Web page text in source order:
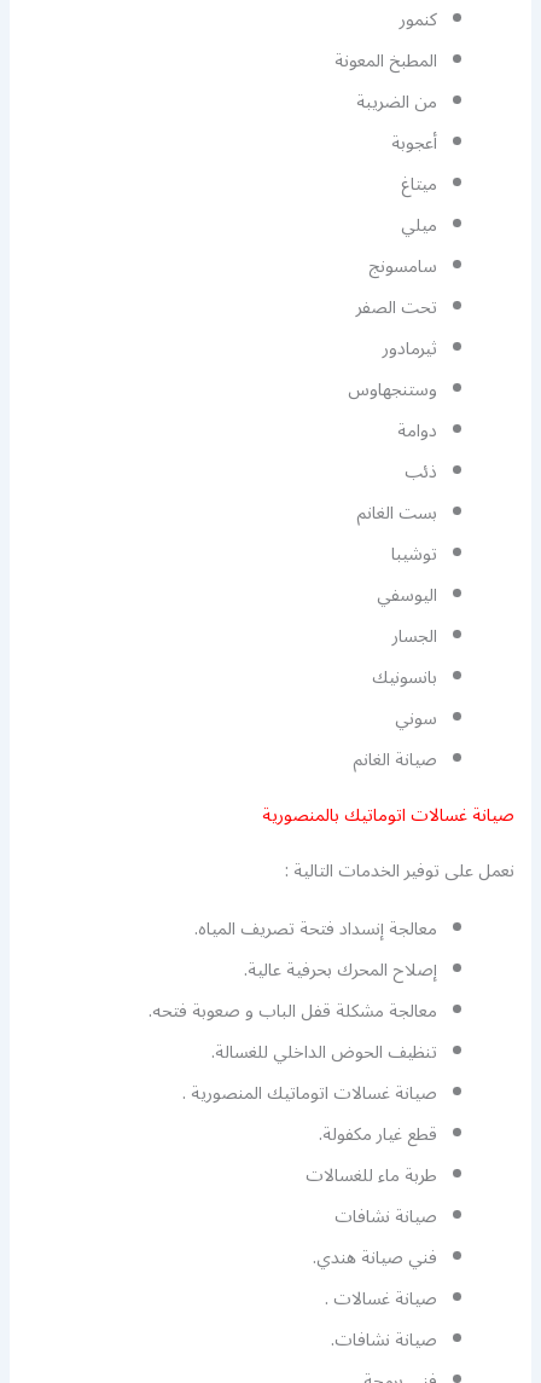
كنمور
المطبخ المعونة
من الضريبة
أعجوبة
ميتاغ
ميلي
سامسونج
تحت الصفر
ثيرمادور
وستنجهاوس
دوامة
ذئب
بست الغانم
توشيبا
اليوسفي
الجسار
بانسونيك
سوني
صيانة الغانم
صيانة غسالات اتوماتيك بالمنصورية
نعمل على توفير الخدمات التالية :
معالجة إنسداد فتحة تصريف المياه.
إصلاح المحرك بحرفية عالية.
معالجة مشكلة قفل الباب و صعوبة فتحه.
تنظيف الحوض الداخلي للغسالة.
صيانة غسالات اتوماتيك المنصورية .
قطع غيار مكفولة.
طربة ماء للغسالات
صيانة نشافات
فني صيانة هندي.
صيانة غسالات .
صيانة نشافات.